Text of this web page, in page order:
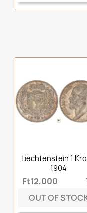
Liechtenstein 1
1904
Ft12,000
OUT OF